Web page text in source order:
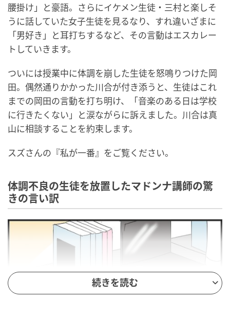
腰掛け」と豪語。さらにイケメン生徒・三村と楽しそ
うに話していた女子生徒を見るなり、すれ違いざまに
「男好き」と耳打ちするなど、その言動はエスカレー
トしていきます。
ついには授業中に体調を崩した生徒を怒鳴りつけた岡
田。偶然通りかかった川合が付き添うと、生徒はこれ
までの岡田の言動を打ち明け、「音楽のある日は学校
に行きたくない」と涙ながらに訴えました。川合は真
山に相談することを約束します。
スズさんの『私が一番』をご覧ください。
体調不良の生徒を放置したマドンナ講師の驚
きの言い訳
続きを読む